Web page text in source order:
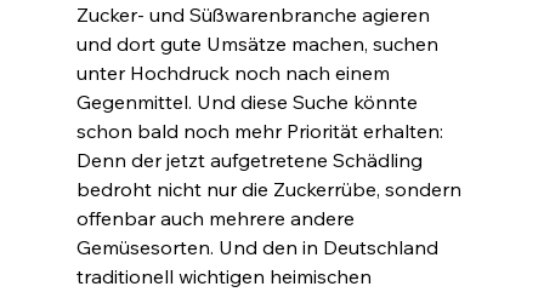
Zucker- und Süßwarenbranche agieren
und dort gute Umsätze machen, suchen
unter Hochdruck noch nach einem
Gegenmittel. Und diese Suche könnte
schon bald noch mehr Priorität erhalten:
Denn der jetzt aufgetretene Schädling
bedroht nicht nur die Zuckerrübe, sondern
offenbar auch mehrere andere
Gemüsesorten. Und den in Deutschland
traditionell wichtigen heimischen